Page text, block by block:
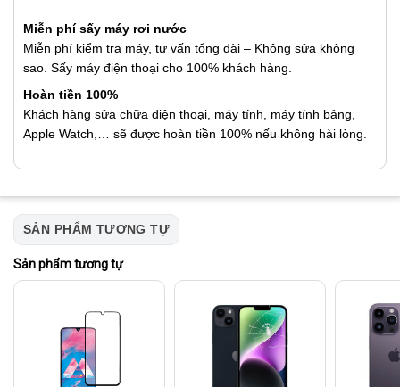
Miễn phí sấy máy rơi nước
Miễn phí kiểm tra máy, tư vấn tổng đài – Không sửa không
sao. Sấy máy điện thoại cho 100% khách hàng.
Hoàn tiền 100%
Khách hàng sửa chữa điện thoại, máy tính, máy tính bảng,
Apple Watch,… sẽ được hoàn tiền 100% nếu không hài lòng.
SẢN PHẨM TƯƠNG TỰ
Sản phẩm tương tự